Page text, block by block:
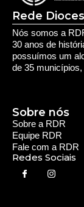
Rede
Nós somos a
30 anos de
possuímos um
de 35
Sobre a RDR
Equipe RDR
Fale com a RDR
Redes Sociais
Sobre nós